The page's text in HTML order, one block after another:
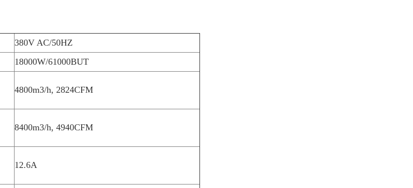
380V AC/50HZ
18000W/61000BUT
4800m3/h, 2824CFM
8400m3/h, 4940CFM
12.6A